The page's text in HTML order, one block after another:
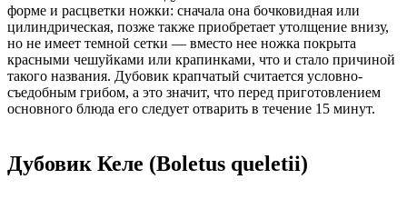
форме и расцветки ножки: сначала она бочковидная или
цилиндрическая, позже также приобретает утолщение внизу,
но не имеет темной сетки — вместо нее ножка покрыта
красными чешуйками или крапинками, что и стало причиной
такого названия. Дубовик крапчатый считается условно-
съедобным грибом, а это значит, что перед приготовлением
основного блюда его следует отварить в течение 15 минут.
Дубовик Келе (Boletus queletii)